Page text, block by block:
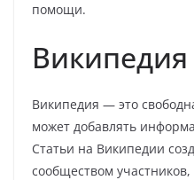
помощи.
Википедия
Википедия — это
может добавлять
Статьи на Википедии
сообществом